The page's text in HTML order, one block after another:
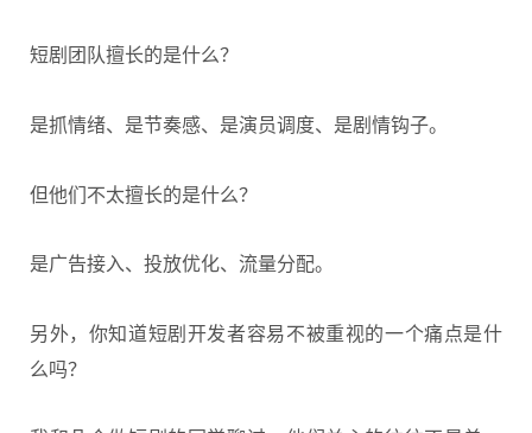
短剧团队擅长的是什么？
是抓情绪、是节奏感、是演员调度、是剧情钩子。
但他们不太擅长的是什么？
是广告接入、投放优化、流量分配。
另外，你知道短剧开发者容易不被重视的一个痛点是什
么吗？